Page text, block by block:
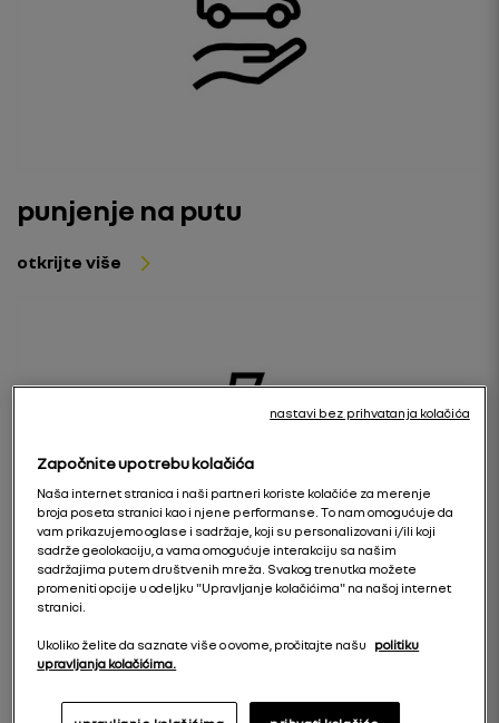
punjenje na putu
otkrijte više
kablovi i vreme punjenja
otkrijte više
Započnite upotrebu kolačića
Naša internet stranica i naši partneri koriste kolačiće za merenje
broja poseta stranici kao i njene performanse. To nam omogućuje da
vam prikazujemo oglase i sadržaje, koji su personalizovani i/ili koji
sadrže geolokaciju, a vama omogućuje interakciju sa našim
sadržajima putem društvenih mreža. Svakog trenutka možete
promeniti opcije u odeljku "Upravljanje kolačićima" na našoj internet
stranici.
Ukoliko želite da saznate više o ovome, pročitajte našu
politiku
upravljanja kolačićima.
nastavi bez prihvatanja kolačića